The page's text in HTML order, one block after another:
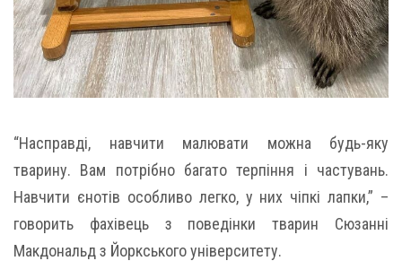
“Насправді, навчити малювати можна будь-яку
тварину. Вам потрібно багато терпіння і частувань.
Навчити єнотів особливо легко, у них чіпкі лапки,” –
говорить фахівець з поведінки тварин Сюзанні
Макдональд з Йоркського університету.